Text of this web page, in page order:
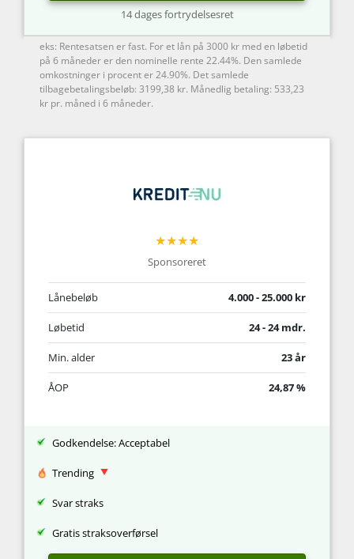
14 dages fortrydelsesret
eks: Rentesatsen er fast. For et lån på 3000 kr med en løbetid
på 6 måneder er den nominelle rente 22.44%. Den samlede
omkostninger i procent er 24.90%. Det samlede
tilbagebetalingsbeløb: 3199,38 kr. Månedlig betaling: 533,23
kr pr. måned i 6 måneder.
★★★★
Sponsoreret
Lånebeløb 4.000 - 25.000 kr
Løbetid 24 - 24 mdr.
Min. alder 23 år
ÅOP 24,87 %
Godkendelse: Acceptabel
Trending
Svar straks
Gratis straksoverførsel